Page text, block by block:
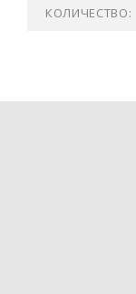
КОЛИЧЕСТВО: